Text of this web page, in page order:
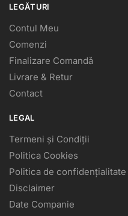
LEGĂTURI
Contul Meu
Comenzi
Finalizare Comandă
Livrare & Retur
Contact
LEGAL
Termeni și Condiții
Politica Cookies
Politica de confidențialitate
Disclaimer
Date Companie